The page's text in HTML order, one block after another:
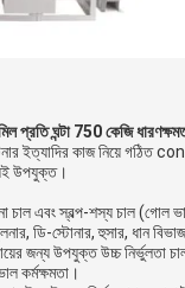
ঘন্টা 750 কেজি
ইত্যাদির কাজ নিয়ে গঠিত
উপযুক্ত।
চাল এবং স্বল্প-শস্য চাল
ডি-স্টোনার, হুসার, ধান
জন্য উপযুক্ত উচ্চ নির্ভুলতা
কর্মক্ষমতা।